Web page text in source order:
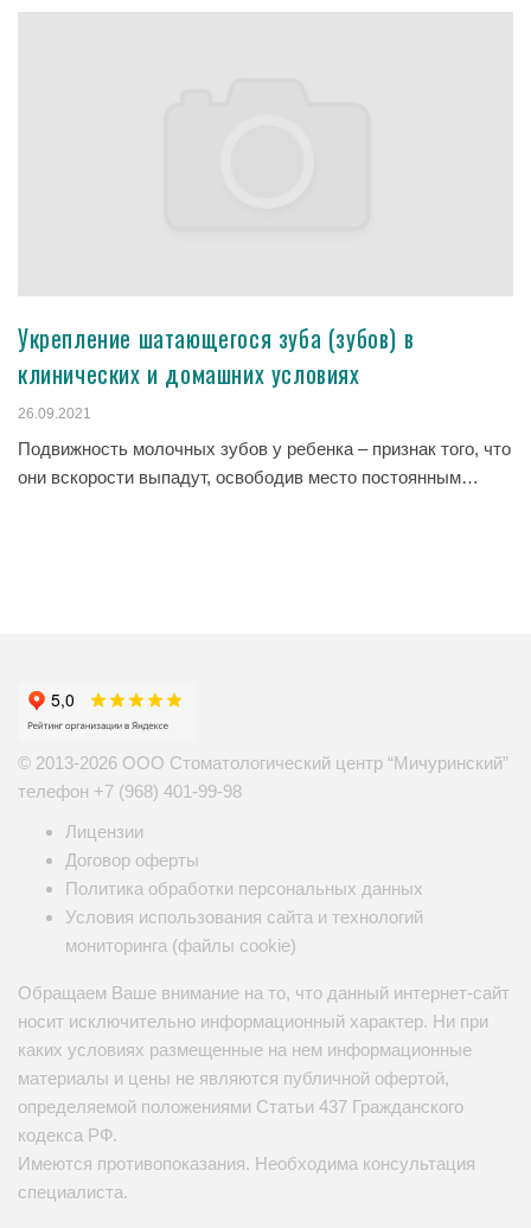
Укрепление шатающегося зуба (зубов) в
клинических и домашних условиях
26.09.2021
Подвижность молочных зубов у ребенка – признак того, что
они вскорости выпадут, освободив место постоянным…
© 2013-2026 ООО Стоматологический центр “Мичуринский”
телефон +7 (968) 401-99-98
Лицензии
Договор оферты
Политика обработки персональных данных
Условия использования сайта и технологий
мониторинга (файлы cookie)
Обращаем Ваше внимание на то, что данный интернет-сайт
носит исключительно информационный характер. Ни при
каких условиях размещенные на нем информационные
материалы и цены не являются публичной офертой,
определяемой положениями Статьи 437 Гражданского
кодекса РФ.
Имеются противопоказания. Необходима консультация
специалиста.